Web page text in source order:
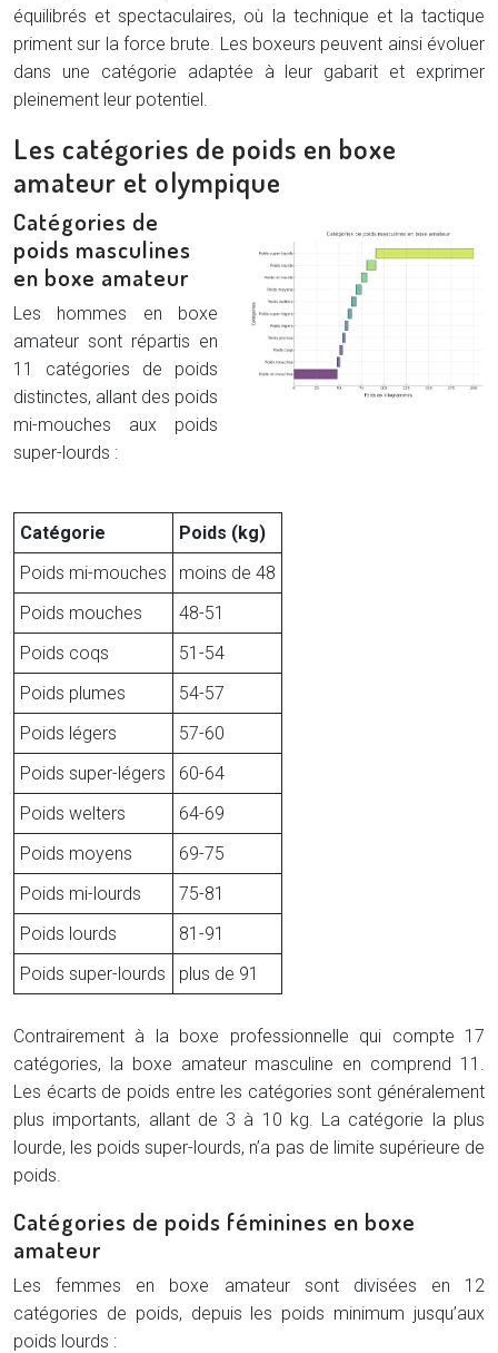
équilibrés et spectaculaires, où la technique et la tactique
priment sur la force brute. Les boxeurs peuvent ainsi évoluer
dans une catégorie adaptée à leur gabarit et exprimer
pleinement leur potentiel.
Les catégories de poids en boxe
amateur et olympique
Catégories de
poids masculines
en boxe amateur
Les hommes en boxe
amateur sont répartis en
11 catégories de poids
distinctes, allant des poids
mi-mouches aux poids
super-lourds :
Catégorie
Poids (kg)
Poids mi-mouches
moins de 48
Poids mouches
48-51
Poids coqs
51-54
Poids plumes
54-57
Poids légers
57-60
Poids super-légers
60-64
Poids welters
64-69
Poids moyens
69-75
Poids mi-lourds
75-81
Poids lourds
81-91
Poids super-lourds
plus de 91
Contrairement à la boxe professionnelle qui compte 17
catégories, la boxe amateur masculine en comprend 11.
Les écarts de poids entre les catégories sont généralement
plus importants, allant de 3 à 10 kg. La catégorie la plus
lourde, les poids super-lourds, n’a pas de limite supérieure de
poids.
Catégories de poids féminines en boxe
amateur
Les femmes en boxe amateur sont divisées en 12
catégories de poids, depuis les poids minimum jusqu’aux
poids lourds :